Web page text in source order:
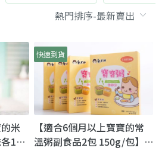
米
1罐
快速到貨
【適合6個月以上寶寶的常
溫粥副食品2包 150g/包】